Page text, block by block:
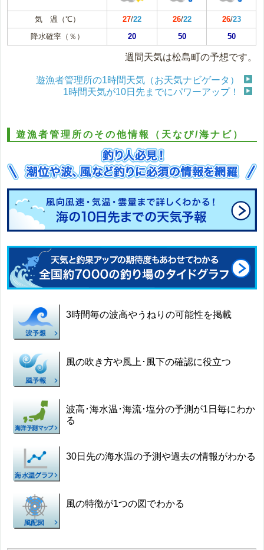
気 温（℃） 27/22 26/22 26/23
降水確率（％）
20 50 50
週間天気は松島町の予想です。
遊漁者管理所の1時間天気（お天気ナビゲータ）
1時間天気が10日先までにパワーアップ！
遊漁者管理所のその他情報（天なび/海ナビ）
3時間毎の波高やうねりの可能性を掲載
風の吹き方や風上･風下の確認に役立つ
波高･海水温･海流･塩分の予測が1日毎にわか
る
30日先の海水温の予測や過去の情報がわかる
風の特徴が1つの図でわかる